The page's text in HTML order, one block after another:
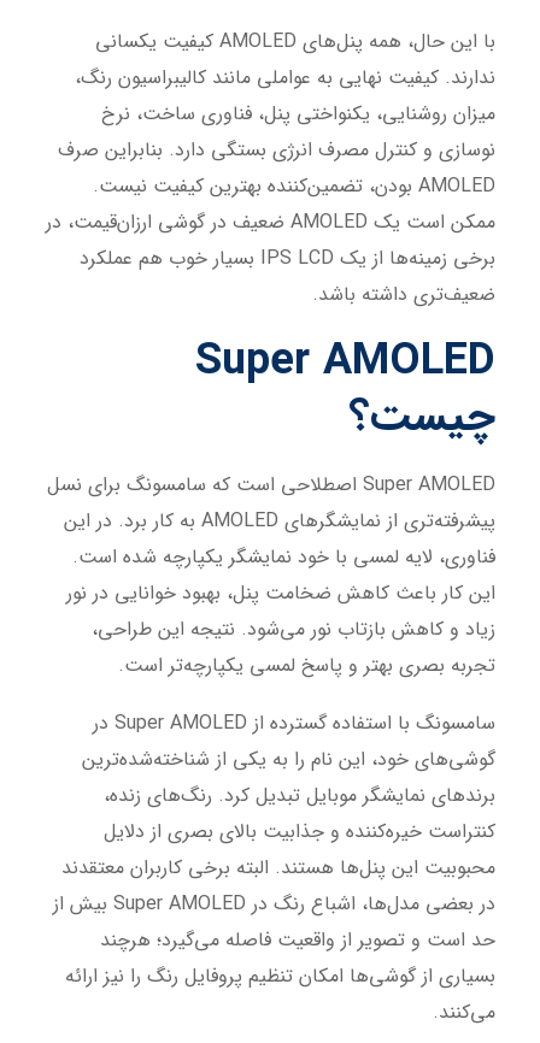
با این حال، همه پنل‌های AMOLED کیفیت یکسانی
ندارند. کیفیت نهایی به عواملی مانند کالیبراسیون رنگ،
میزان روشنایی، یکنواختی پنل، فناوری ساخت، نرخ
نوسازی و کنترل مصرف انرژی بستگی دارد. بنابراین صرف
AMOLED بودن، تضمین‌کننده بهترین کیفیت نیست.
ممکن است یک AMOLED ضعیف در گوشی ارزان‌قیمت، در
برخی زمینه‌ها از یک IPS LCD بسیار خوب هم عملکرد
ضعیف‌تری داشته باشد.
Super AMOLED
چیست؟
Super AMOLED اصطلاحی است که سامسونگ برای نسل
پیشرفته‌تری از نمایشگرهای AMOLED به کار برد. در این
فناوری، لایه لمسی با خود نمایشگر یکپارچه شده است.
این کار باعث کاهش ضخامت پنل، بهبود خوانایی در نور
زیاد و کاهش بازتاب نور می‌شود. نتیجه این طراحی،
تجربه بصری بهتر و پاسخ لمسی یکپارچه‌تر است.
سامسونگ با استفاده گسترده از Super AMOLED در
گوشی‌های خود، این نام را به یکی از شناخته‌شده‌ترین
برندهای نمایشگر موبایل تبدیل کرد. رنگ‌های زنده،
کنتراست خیره‌کننده و جذابیت بالای بصری از دلایل
محبوبیت این پنل‌ها هستند. البته برخی کاربران معتقدند
در بعضی مدل‌ها، اشباع رنگ در Super AMOLED بیش از
حد است و تصویر از واقعیت فاصله می‌گیرد؛ هرچند
بسیاری از گوشی‌ها امکان تنظیم پروفایل رنگ را نیز ارائه
می‌کنند.